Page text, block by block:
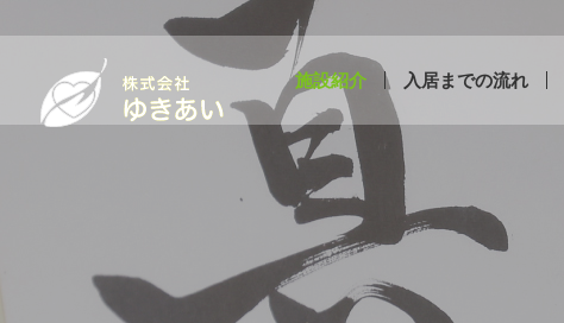
施設紹介 入居までの流れ